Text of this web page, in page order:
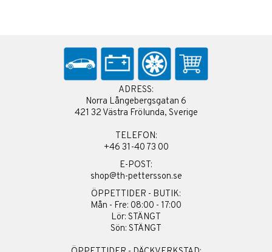
ADRESS:
Norra Långebergsgatan 6
421 32 Västra Frölunda, Sverige
TELEFON:
+46 31-40 73 00
E-POST:
shop@th-pettersson.se
ÖPPETTIDER - BUTIK:
Mån - Fre: 08:00 - 17:00
Lör: STÄNGT
Sön: STÄNGT